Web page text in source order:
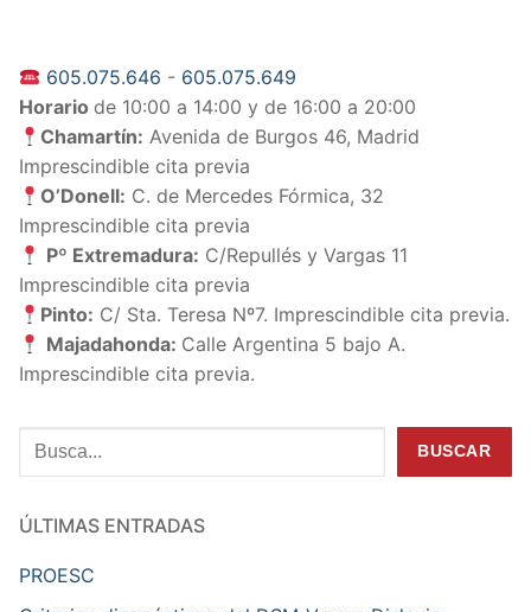
605.075.646 - 605.075.649
Horario de 10:00 a 14:00 y de 16:00 a 20:00
Chamartín: Avenida de Burgos 46, Madrid
Imprescindible cita previa
O’Donell: C. de Mercedes Fórmica, 32
Imprescindible cita previa
Pº Extremadura: C/Repullés y Vargas 11
Imprescindible cita previa
Pinto: C/ Sta. Teresa Nº7. Imprescindible cita previa.
Majadahonda: Calle Argentina 5 bajo A.
Imprescindible cita previa.
Buscar BUSCAR
ÚLTIMAS ENTRADAS
PROESC